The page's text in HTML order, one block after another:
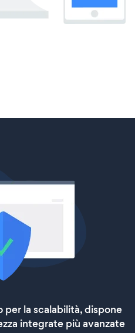
la scalabilità, dispone
integrate più avanzate